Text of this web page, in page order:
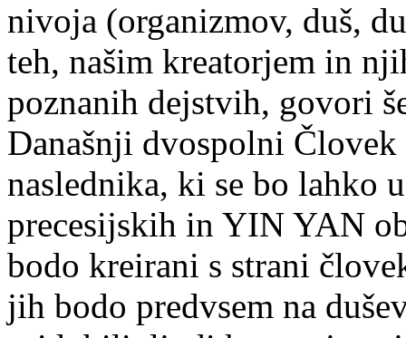
nivoja (organizmov, duš,
teh, našim kreatorjem in
poznanih dejstvih, govori
Današnji dvospolni Človek
naslednika, ki se bo lahko
precesijskih in YIN YAN
bodo kreirani s strani č
jih bodo predvsem na